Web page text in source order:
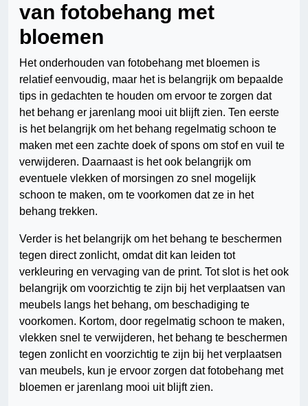
van fotobehang met
bloemen
Het onderhouden van fotobehang met bloemen is
relatief eenvoudig, maar het is belangrijk om bepaalde
tips in gedachten te houden om ervoor te zorgen dat
het behang er jarenlang mooi uit blijft zien. Ten eerste
is het belangrijk om het behang regelmatig schoon te
maken met een zachte doek of spons om stof en vuil te
verwijderen. Daarnaast is het ook belangrijk om
eventuele vlekken of morsingen zo snel mogelijk
schoon te maken, om te voorkomen dat ze in het
behang trekken.
Verder is het belangrijk om het behang te beschermen
tegen direct zonlicht, omdat dit kan leiden tot
verkleuring en vervaging van de print. Tot slot is het ook
belangrijk om voorzichtig te zijn bij het verplaatsen van
meubels langs het behang, om beschadiging te
voorkomen. Kortom, door regelmatig schoon te maken,
vlekken snel te verwijderen, het behang te beschermen
tegen zonlicht en voorzichtig te zijn bij het verplaatsen
van meubels, kun je ervoor zorgen dat fotobehang met
bloemen er jarenlang mooi uit blijft zien.